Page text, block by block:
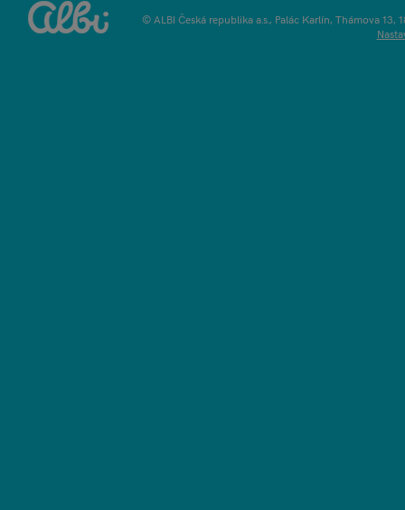
© ALBI Česká republika a.s., Palác Karlín, Thámova